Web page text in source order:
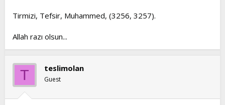
Tirmizi, Tefsir, Muhammed, (3256, 3257).
Allah razı olsun...
T teslimolan
Guest